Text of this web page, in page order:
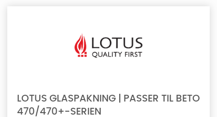
LOTUS GLASPAKNING | PASSER TIL BETO
470/470+-SERIEN